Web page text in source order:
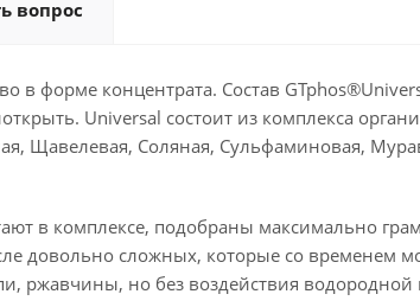
вопрос
в форме концентрата. Состав
Universal состоит из комплекса
Щавелевая, Соляная, Сульфаминовая,
в комплексе, подобраны максимально
довольно сложных, которые со временем
ржавчины, но без воздействия